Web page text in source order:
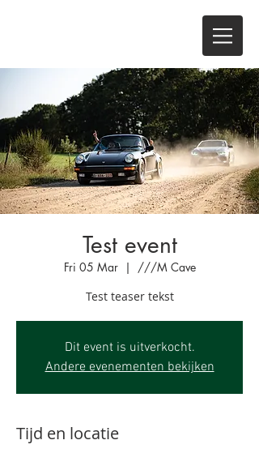
Test event
Fri 05 Mar
  |
///M Cave
Test teaser tekst
Dit event is uitverkocht.
Andere evenementen bekijken
Tijd en locatie